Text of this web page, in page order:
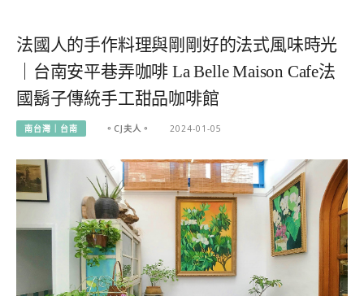
法國人的手作料理與剛剛好的法式風味時光
｜台南安平巷弄咖啡 La Belle Maison Cafe法
國鬍子傳統手工甜品咖啡館
南台灣｜台南 。CJ夫人。 2024-01-05